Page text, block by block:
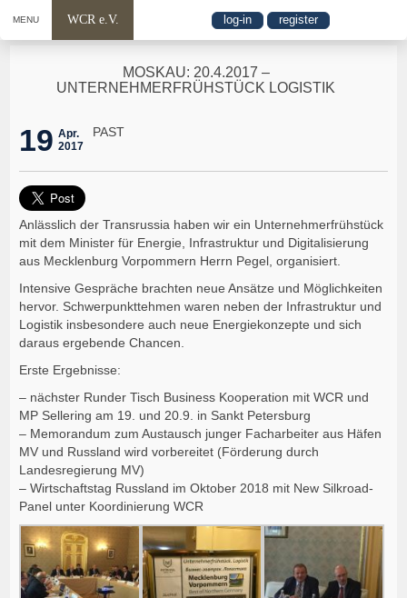
MENU WCR e.V. log-in register
MOSKAU: 20.4.2017 –
UNTERNEHMERFRÜHSTÜCK LOGISTIK
19 Apr.
2017
PAST
Anlässlich der Transrussia haben wir ein Unternehmerfrühstück
mit dem Minister für Energie, Infrastruktur und Digitalisierung
aus Mecklenburg Vorpommern Herrn Pegel, organisiert.
Intensive Gespräche brachten neue Ansätze und Möglichkeiten
hervor. Schwerpunkttehmen waren neben der Infrastruktur und
Logistik insbesondere auch neue Energiekonzepte und sich
daraus ergebende Chancen.
Erste Ergebnisse:
– nächster Runder Tisch Business Kooperation mit WCR und
MP Sellering am 19. und 20.9. in Sankt Petersburg
– Memorandum zum Austausch junger Facharbeiter aus Häfen
MV und Russland wird vorbereitet (Förderung durch
Landesregierung MV)
– Wirtschaftstag Russland im Oktober 2018 mit New Silkroad-
Panel unter Koordinierung WCR